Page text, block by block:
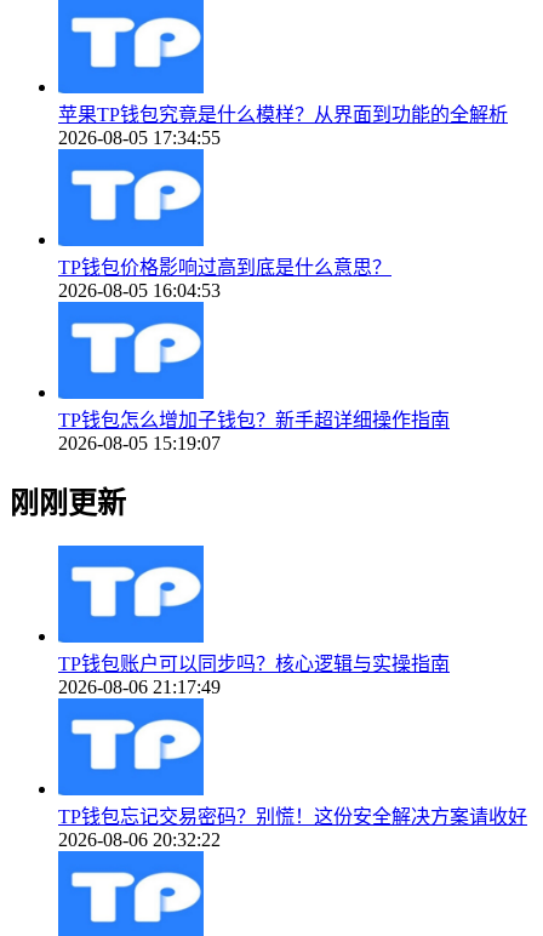
苹果TP钱包究竟是什么模样？从界面到功能的全解析
2026-08-05 17:34:55
TP钱包价格影响过高到底是什么意思？
2026-08-05 16:04:53
TP钱包怎么增加子钱包？新手超详细操作指南
2026-08-05 15:19:07
刚刚更新
TP钱包账户可以同步吗？核心逻辑与实操指南
2026-08-06 21:17:49
TP钱包忘记交易密码？别慌！这份安全解决方案请收好
2026-08-06 20:32:22